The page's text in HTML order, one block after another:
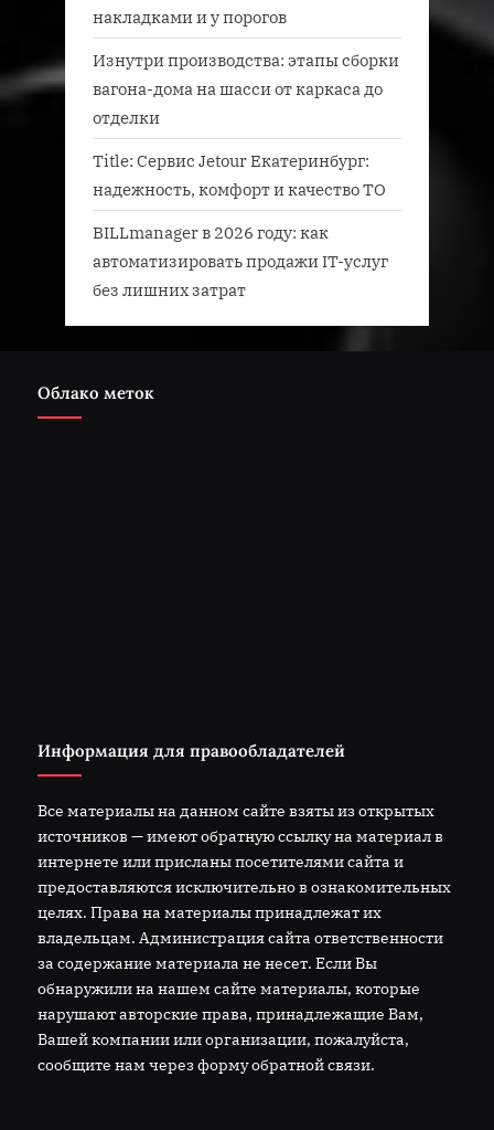
накладками и у порогов
Изнутри производства: этапы сборки
вагона-дома на шасси от каркаса до
отделки
Title: Сервис Jetour Екатеринбург:
надежность, комфорт и качество ТО
BILLmanager в 2026 году: как
автоматизировать продажи IT-услуг
без лишних затрат
Облако меток
Информация для правообладателей
Все материалы на данном сайте взяты из открытых
источников — имеют обратную ссылку на материал в
интернете или присланы посетителями сайта и
предоставляются исключительно в ознакомительных
целях. Права на материалы принадлежат их
владельцам. Администрация сайта ответственности
за содержание материала не несет. Если Вы
обнаружили на нашем сайте материалы, которые
нарушают авторские права, принадлежащие Вам,
Вашей компании или организации, пожалуйста,
сообщите нам через форму обратной связи.